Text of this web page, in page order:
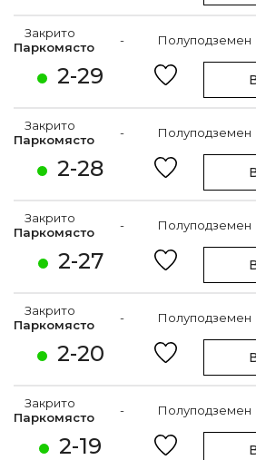
2-29
Закрито
Паркомясто
- Полуподземен
2-28
Закрито
Паркомясто
- Полуподземен
2-27
Закрито
Паркомясто
- Полуподземен
2-20
Закрито
Паркомясто
- Полуподземен
2-19
Закрито
Паркомясто
- Полуподземен